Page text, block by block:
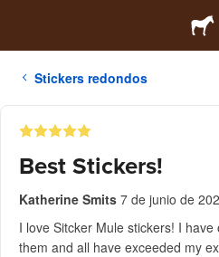
Stickers redondos
Best Stickers!
Katherine Smits 7 de junio de
I love Sitcker Mule stickers! I
them and all have exceeded my